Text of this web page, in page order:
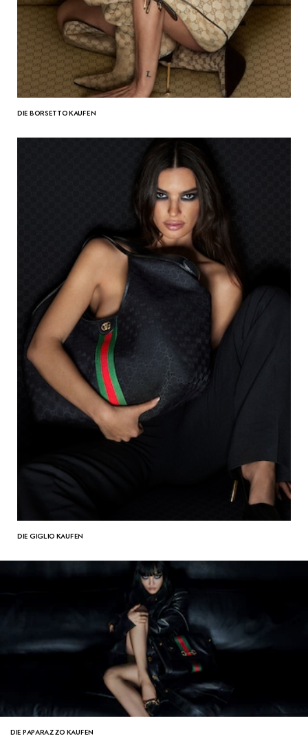
DIE BORSETTO KAUFEN
DIE GIGLIO KAUFEN
DIE PAPARAZZO KAUFEN